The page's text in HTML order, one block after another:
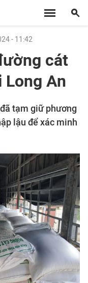
- 11:42
cát
Long An
tạm giữ phương
lậu để xác minh